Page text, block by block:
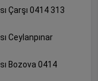
Çarşı 0414 313
Ceylanpınar
Bozova 0414